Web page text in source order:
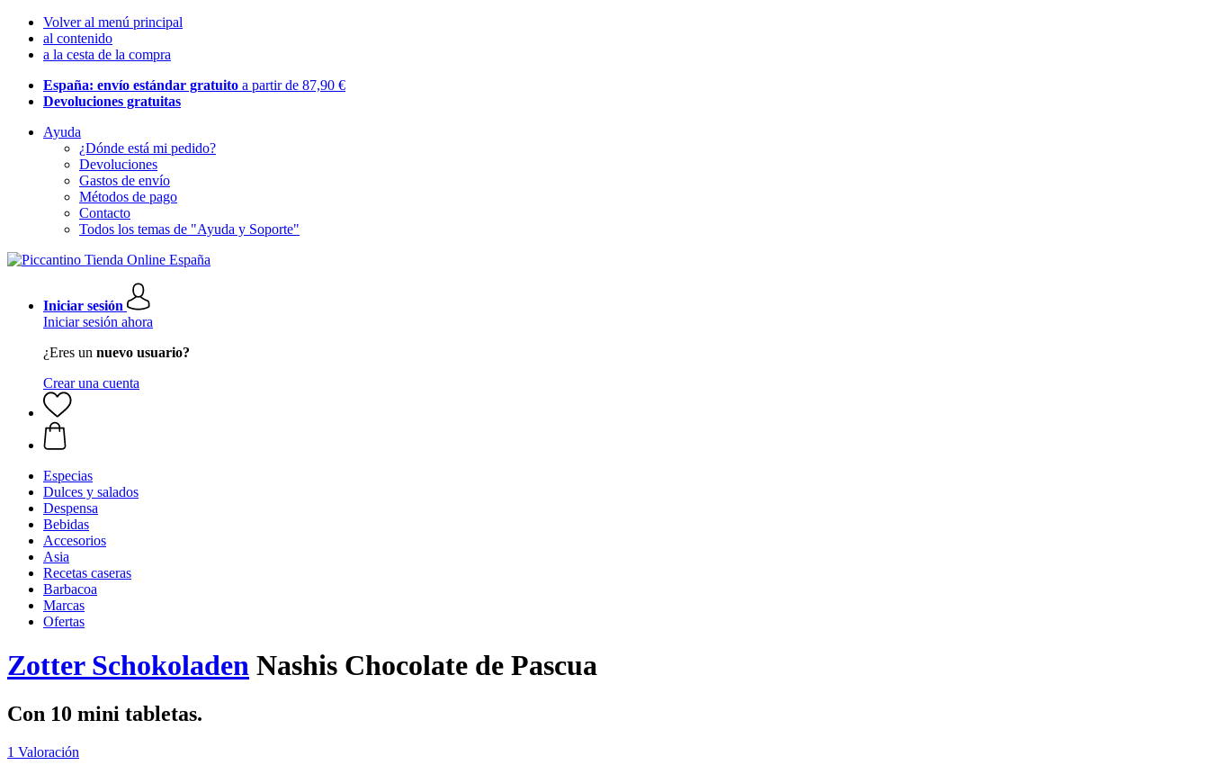
Volver al menú principal
al contenido
a la cesta de la compra
España: envío estándar gratuito a partir de 87,90 €
Devoluciones gratuitas
Ayuda
¿Dónde está mi pedido?
Devoluciones
Gastos de envío
Métodos de pago
Contacto
Todos los temas de "Ayuda y Soporte"
Iniciar sesión
Iniciar sesión ahora
¿Eres un nuevo usuario?
Crear una cuenta
Especias
Dulces y salados
Despensa
Bebidas
Accesorios
Asia
Recetas caseras
Barbacoa
Marcas
Ofertas
Zotter Schokoladen Nashis Chocolate de Pascua
Con 10 mini tabletas.
1 Valoración